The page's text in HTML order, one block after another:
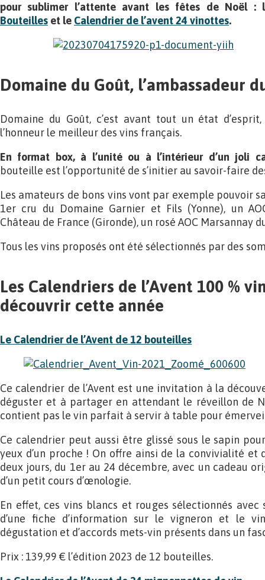
pour sublimer l’attente avant les fêtes de Noël
Bouteilles et le Calendrier de l’avent 24 vinottes.
Domaine du Goût, l’ambassadeur
Domaine du Goût, c’est avant tout un état
l’honneur le meilleur des vins français.
En format box, à l’unité ou à l’intérieur d’un joli
bouteille est l’opportunité de s’initier au savoir-faire
Les amateurs de bons vins vont par exemple pouvoir
1er cru du Domaine Garnier et Fils (Yonne), un
Château de France (Gironde), un rosé AOC Marsannay
Tous les vins proposés ont été sélectionnés par des
Les Calendriers de l’Avent 100 %
découvrir cette année
Le Calendrier de l’Avent de 12 bouteilles
Ce calendrier de l’Avent est une invitation à la
déguster et à partager en attendant le réveillon de
contient pas le vin parfait à servir à table pour
Ce calendrier peut aussi être glissé sous le sapin
yeux d’un proche ! On offre ainsi de la convivialité et
deux jours, du 1er au 24 décembre, avec un cadeau
d’un petit cours d’œnologie.
En effet, ces vins blancs et rouges sélectionnés
d’une fiche d’information sur le vigneron et le
dégustation et d’accords mets-vin présents dans un
Prix : 139,99 € l’édition 2023 de 12 bouteilles.